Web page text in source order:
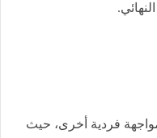
مواجهة فردية أخرى، حيث